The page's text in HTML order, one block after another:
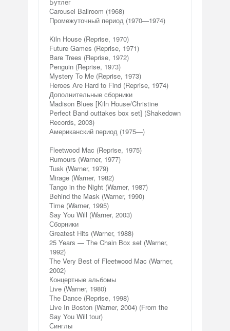
Carousel Ballroom (1968)
Промежуточный период (1970—1974)
Kiln House (Reprise, 1970)
Future Games (Reprise, 1971)
Bare Trees (Reprise, 1972)
Penguin (Reprise, 1973)
Mystery To Me (Reprise, 1973)
Heroes Are Hard to Find (Reprise, 1974)
Дополнительные сборники
Madison Blues [Kiln House/Christine
Perfect Band outtakes box set] (Shakedown
Records, 2003)
Американский период (1975—)
Fleetwood Mac (Reprise, 1975)
Rumours (Warner, 1977)
Tusk (Warner, 1979)
Mirage (Warner, 1982)
Tango in the Night (Warner, 1987)
Behind the Mask (Warner, 1990)
Time (Warner, 1995)
Say You Will (Warner, 2003)
Сборники
Greatest Hits (Warner, 1988)
25 Years — The Chain Box set (Warner,
1992)
The Very Best of Fleetwood Mac (Warner,
2002)
Концертные альбомы
Live (Warner, 1980)
The Dance (Reprise, 1998)
Live In Boston (Warner, 2004) (From the
Say You Will tour)
Синглы